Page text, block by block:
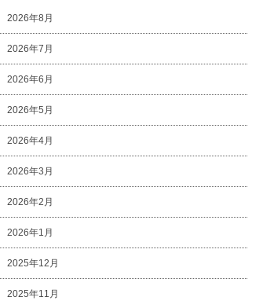
2026年8月
2026年7月
2026年6月
2026年5月
2026年4月
2026年3月
2026年2月
2026年1月
2025年12月
2025年11月